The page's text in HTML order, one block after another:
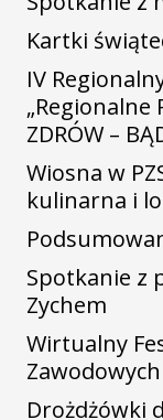
Kartki
IV
„Regionalne
ZDRÓW –
Wiosna w
kulinarna i
Spotkanie z
Zychem
Wirtualny
Zawodowych
Drożdżówki